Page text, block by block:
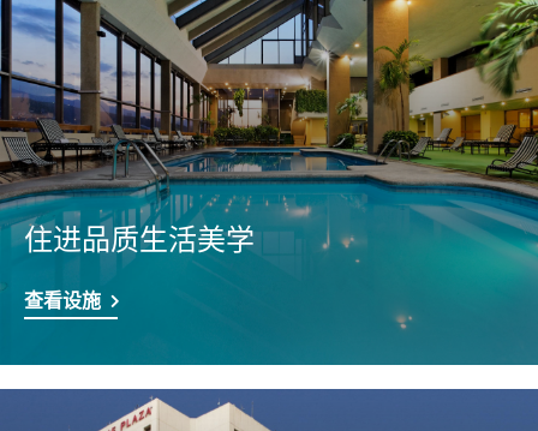
住进品质生活美学
查看设施